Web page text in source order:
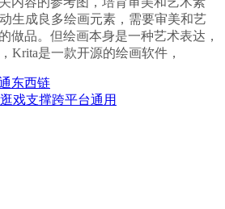
生成良多绘画元素，需要审美和艺
做品。但绘画本身是一种艺术表达，
Krita是一款开源的绘画软件，
东西链
戏支撑跨平台通用